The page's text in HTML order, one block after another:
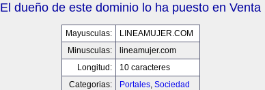
El dueño de este dominio lo ha puesto en Venta
Mayusculas:
LINEAMUJER.COM
Minusculas:
lineamujer.com
Longitud:
10 caracteres
Categorias:
Portales, Sociedad